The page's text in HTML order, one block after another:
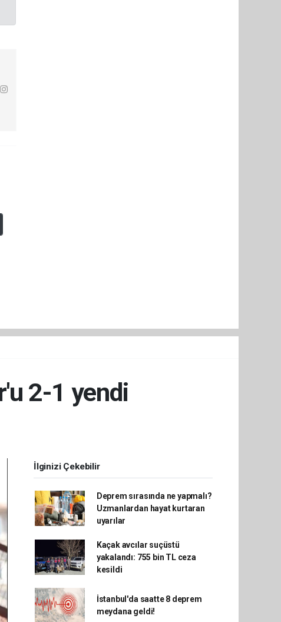
2-1 yendi
İlginizi Çekebilir
Deprem sırasında ne yapmalı?
Uzmanlardan hayat kurtaran
uyarılar
Kaçak avcılar suçüstü
yakalandı: 755 bin TL ceza
kesildi
İstanbul'da saatte 8 deprem
meydana geldi!